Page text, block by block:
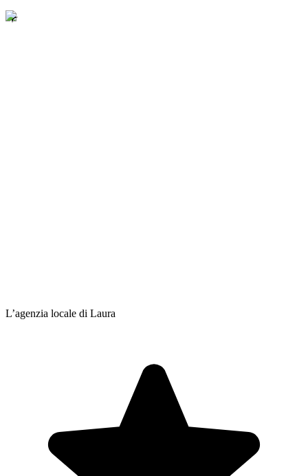
L’agenzia locale di Laura